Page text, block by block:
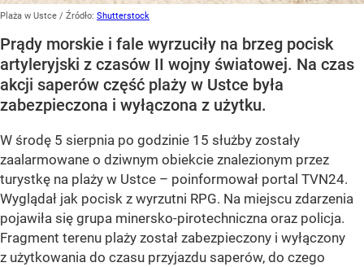
Plaża w Ustce / Źródło: Shutterstock
Prądy morskie i fale wyrzuciły na brzeg pocisk
artyleryjski z czasów II wojny światowej. Na czas
akcji saperów część plaży w Ustce była
zabezpieczona i wyłączona z użytku.
W środę 5 sierpnia po godzinie 15 służby zostały
zaalarmowane o dziwnym obiekcie znalezionym przez
turystkę na plaży w Ustce – poinformował portal TVN24.
Wyglądał jak pocisk z wyrzutni RPG. Na miejscu zdarzenia
pojawiła się grupa minersko-pirotechniczna oraz policja.
Fragment terenu plaży został zabezpieczony i wyłączony
z użytkowania do czasu przyjazdu saperów, do czego